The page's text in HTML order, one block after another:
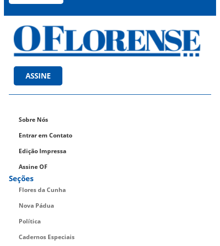
ASSINE
Sobre Nós
Entrar em Contato
Edição Impressa
Assine OF
Seções
Flores da Cunha
Nova Pádua
Política
Cadernos Especiais